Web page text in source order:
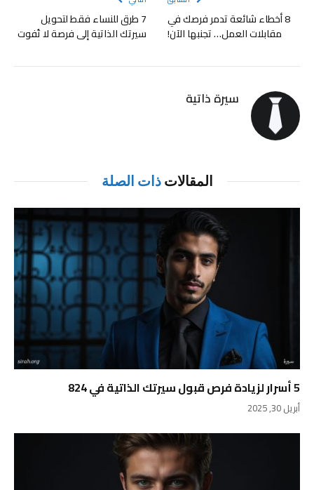
8 أخطاء شائعة تدمر فرصك في
مقابلات العمل… تجنبها الآن!
7 طرق للنساء فقط لتحويل
سيرتك الذاتية إلى فرصة لا تُفوت
سيرة ذاتية
المقالاتذات الصلة
5 أسرار لزيادة فرص قبول سيرتك الذاتية في 824
أبريل 30, 2025